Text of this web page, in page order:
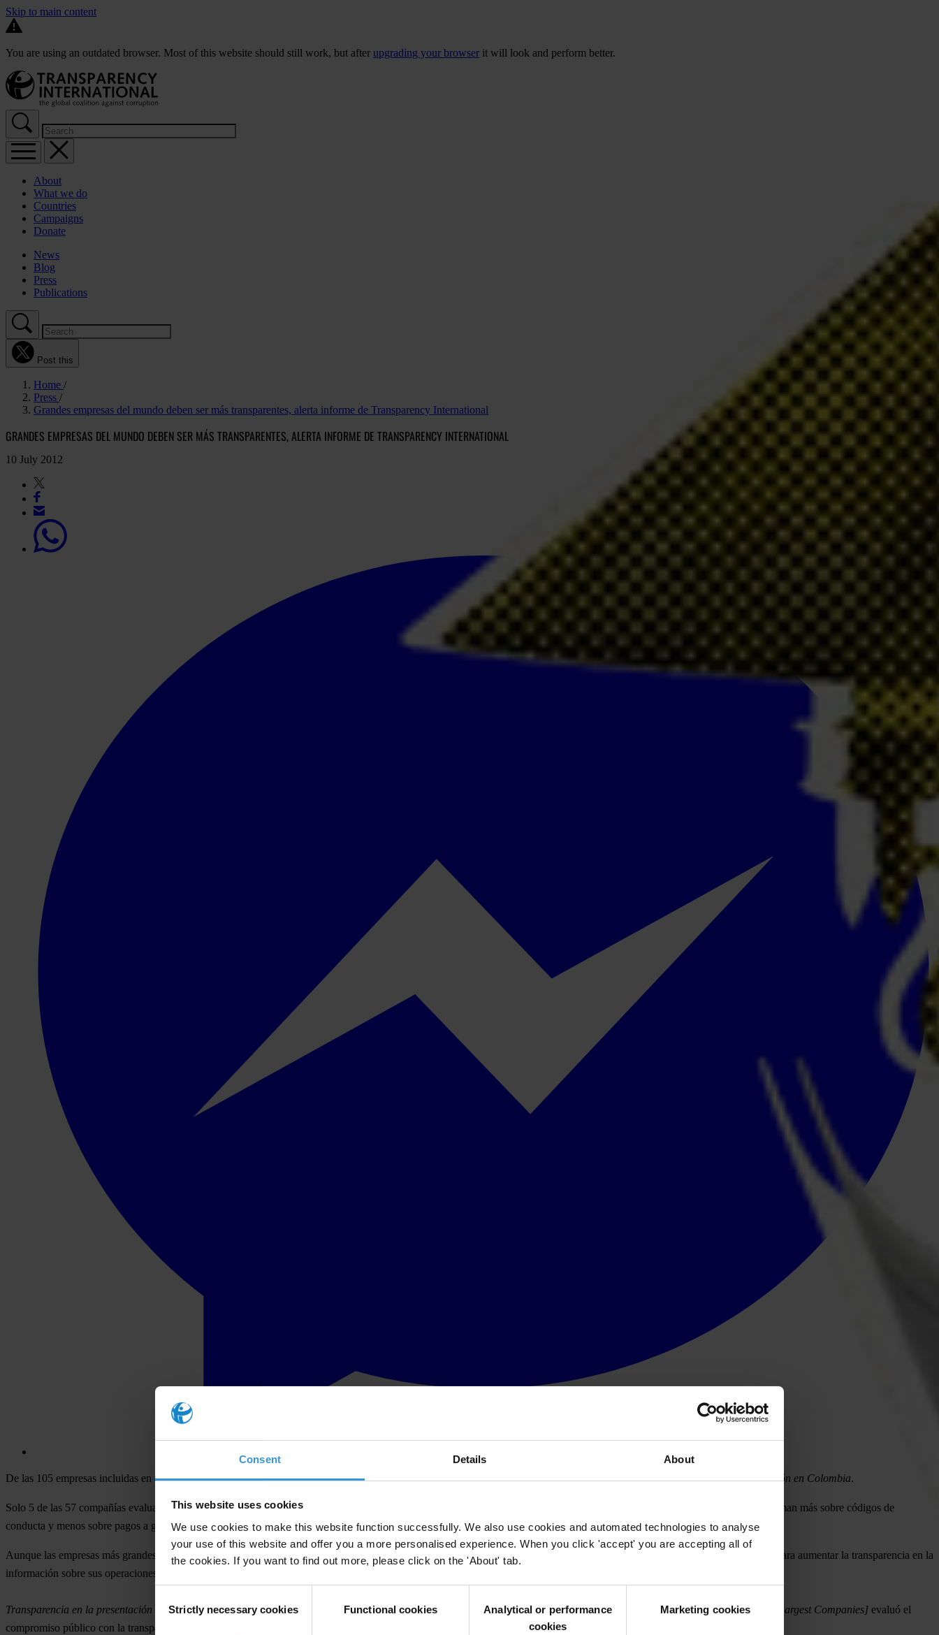
Consent Details About
This website uses cookies
We use cookies to make this website function successfully. We also use cookies and automated technologies to analyse
your use of this website and offer you a more personalised experience. When you click 'accept' you are accepting all of
the cookies. If you want to find out more, please click on the 'About' tab.
Selection
Strictly necessary cookies Functional cookies
Analytical or performance
cookies
Marketing cookies
Skip to main content
You are using an outdated browser. Most of this website should still work, but after upgrading your browser it will look and perform better.
About
What we do
Countries
Campaigns
Donate
News
Blog
Press
Publications
Post this
Home
Press
Grandes empresas del mundo deben ser más transparentes, alerta informe de Transparency International
GRANDES EMPRESAS DEL MUNDO DEBEN SER MÁS TRANSPARENTES, ALERTA INFORME DE TRANSPARENCY INTERNATIONAL
10 July 2012
De las 105 empresas incluidas en el estudioTransparencia en la presentación de informes corporativos: Evaluación de las empresas más grandes del mundo, 57 tienen operación en Colombia.
Solo 5 de las 57 compañías evaluadas con oficinas en Colombia hacen pública su información financiera del país. En términos generales, las mayores empresas del mundo informan más sobre códigos de
conducta y menos sobre pagos a gobiernos.
Aunque las empresas más grandes del mundo que cotizan en bolsa ofrecen hoy más información sobre sus programas contra la corrupción, todavía necesitan hacer mucho más para aumentar la transparencia en la
información sobre sus operaciones, señala un nuevo estudio de la organización de lucha contra la corrupción Transparency International.
Transparencia en la presentación de informes corporativos: Evaluación de las empresas más grandes del mundo[Transparency in Corporate Reporting: Assessing the World's Largest Companies] evaluó el
compromiso público con la transparencia de 105 principales empresas con cotización oficial en bolsa, incluidas en la lista Forbes 2010.